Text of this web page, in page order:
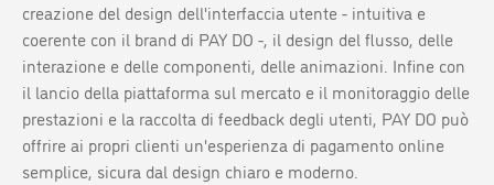
creazione del design dell'interfaccia utente - intuitiva e
coerente con il brand di PAY DO -, il design del flusso, delle
interazione e delle componenti, delle animazioni. Infine con
il lancio della piattaforma sul mercato e il monitoraggio delle
prestazioni e la raccolta di feedback degli utenti, PAY DO può
offrire ai propri clienti un'esperienza di pagamento online
semplice, sicura dal design chiaro e moderno.